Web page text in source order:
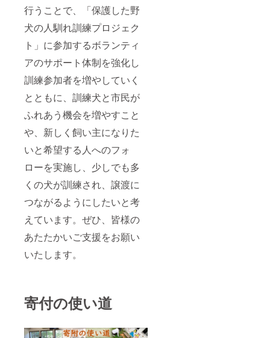
行うことで、「保護した野
犬の人馴れ訓練プロジェク
ト」に参加するボランティ
アのサポート体制を強化し
訓練参加者を増やしていく
とともに、訓練犬と市民が
ふれあう機会を増やすこと
や、新しく飼い主になりた
いと希望する人へのフォ
ローを実施し、少しでも多
くの犬が訓練され、譲渡に
つながるようにしたいと考
えています。ぜひ、皆様の
あたたかいご支援をお願い
いたします。
寄付の使い道